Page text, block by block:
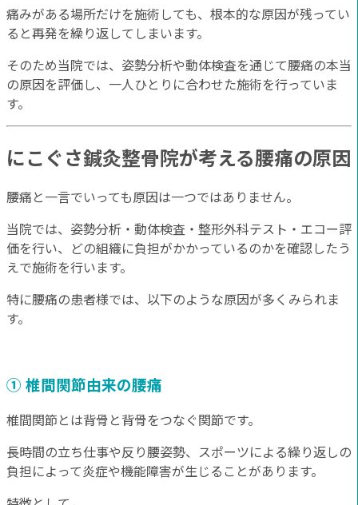
痛みがある場所だけを施術しても、根本的な原因が残ってい
ると再発を繰り返してしまいます。
そのため当院では、姿勢分析や動体検査を通じて腰痛の本当
の原因を評価し、一人ひとりに合わせた施術を行っていま
す。
にこぐさ鍼灸整骨院が考える腰痛の原因
腰痛と一言でいっても原因は一つではありません。
当院では、姿勢分析・動体検査・整形外科テスト・エコー評
価を行い、どの組織に負担がかかっているのかを確認したう
えで施術を行います。
特に腰痛の患者様では、以下のような原因が多くみられま
す。
① 椎間関節由来の腰痛
椎間関節とは背骨と背骨をつなぐ関節です。
長時間の立ち仕事や反り腰姿勢、スポーツによる繰り返しの
負担によって炎症や機能障害が生じることがあります。